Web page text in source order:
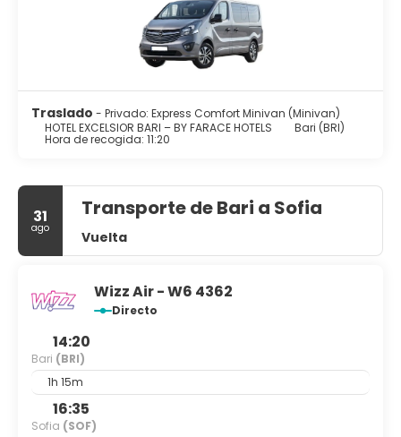
Traslado - Privado: Express Comfort Minivan (Minivan)
HOTEL EXCELSIOR BARI – BY FARACE HOTELS
Bari (BRI)
Hora de recogida: 11:20
31
ago
Transporte de Bari a Sofia
Vuelta
Wizz Air - W6 4362
Directo
14:20
Bari (BRI)
1h 15m
16:35
Sofia (SOF)